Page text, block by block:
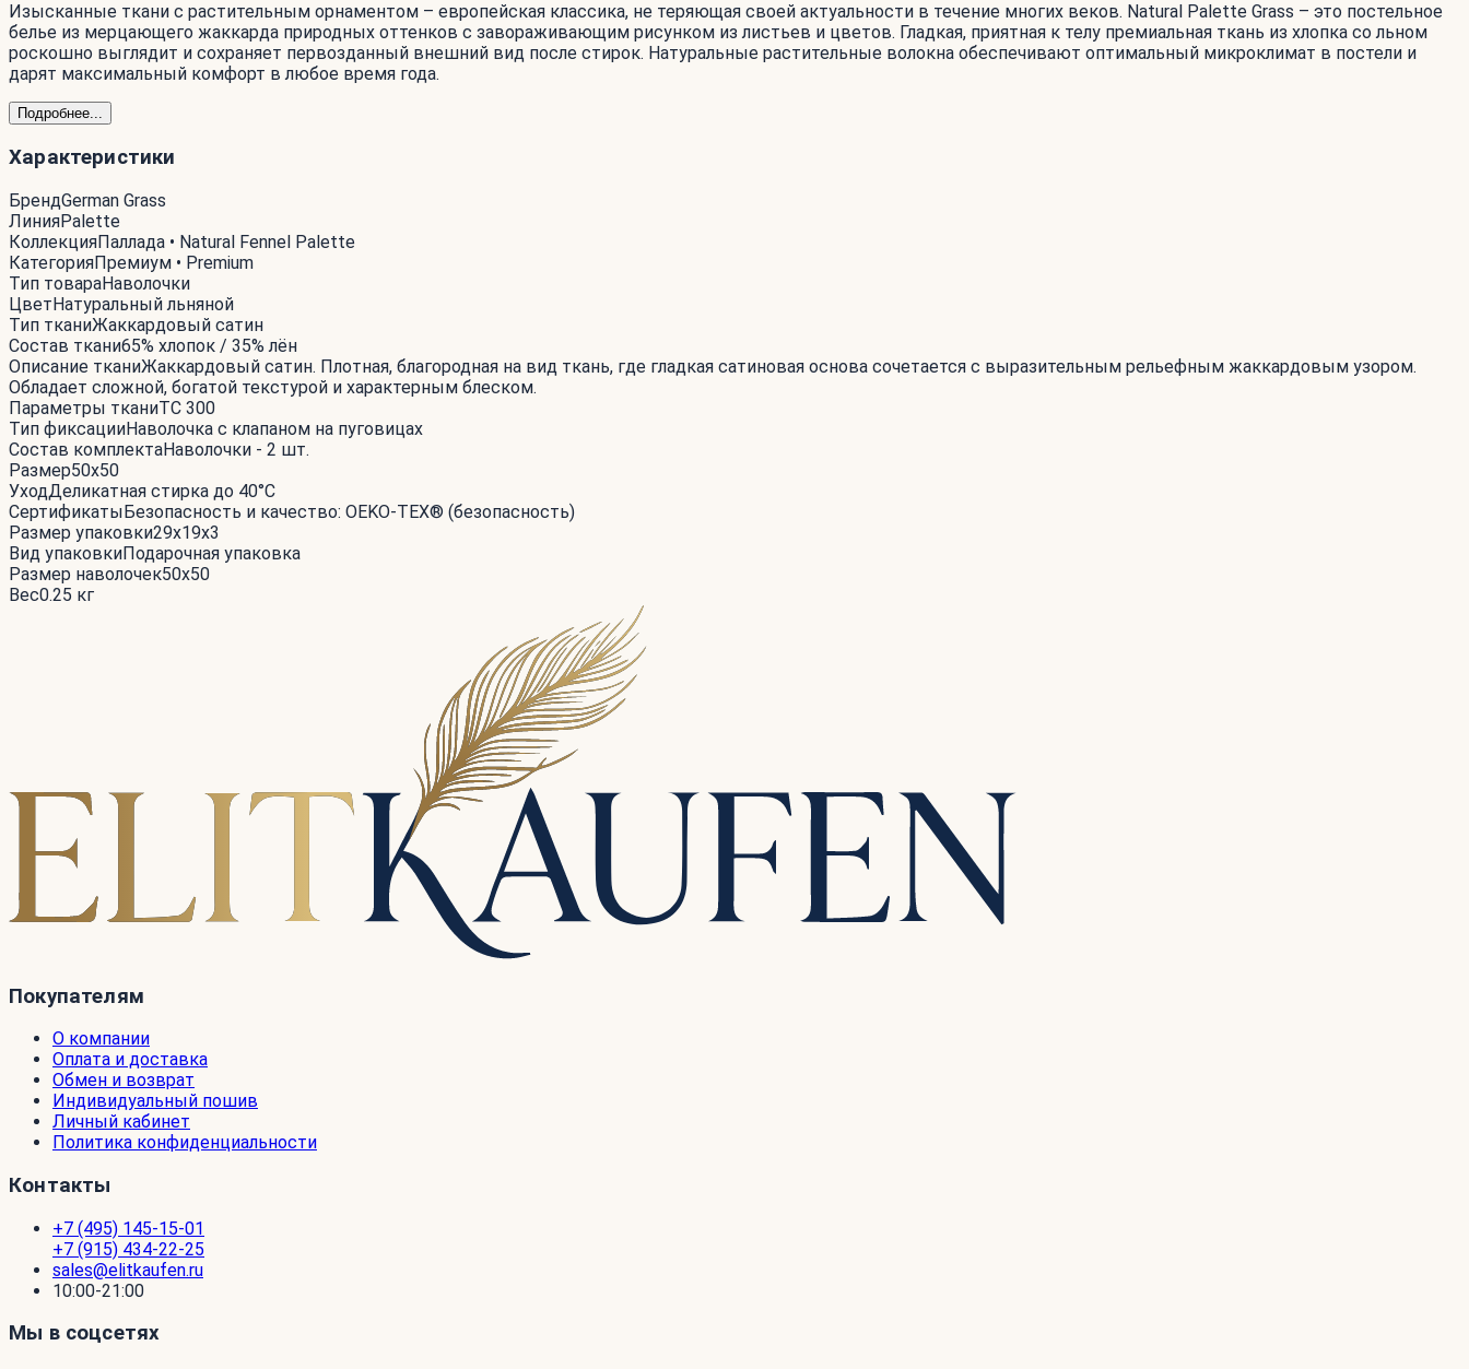
Изысканные ткани с растительным орнаментом – европейская классика, не теряющая своей актуальности в течение многих веков. Natural Palette Grass – это постельное
белье из мерцающего жаккарда природных оттенков с завораживающим рисунком из листьев и цветов. Гладкая, приятная к телу премиальная ткань из хлопка со льном
роскошно выглядит и сохраняет первозданный внешний вид после стирок. Натуральные растительные волокна обеспечивают оптимальный микроклимат в постели и
дарят максимальный комфорт в любое время года.
Подробнее...
Характеристики
БрендGerman Grass
ЛинияPalette
КоллекцияПаллада • Natural Fennel Palette
КатегорияПремиум • Premium
Тип товараНаволочки
ЦветНатуральный льняной
Тип тканиЖаккардовый сатин
Состав ткани65% хлопок / 35% лён
Описание тканиЖаккардовый сатин. Плотная, благородная на вид ткань, где гладкая сатиновая основа сочетается с выразительным рельефным жаккардовым узором.
Обладает сложной, богатой текстурой и характерным блеском.
Параметры тканиTC 300
Тип фиксацииНаволочка с клапаном на пуговицах
Состав комплектаНаволочки - 2 шт.
Размер50x50
УходДеликатная стирка до 40°С
СертификатыБезопасность и качество: OEKO-TEX® (безопасность)
Размер упаковки29x19x3
Вид упаковкиПодарочная упаковка
Размер наволочек50x50
Вес0.25 кг
Покупателям
О компании
Оплата и доставка
Обмен и возврат
Индивидуальный пошив
Личный кабинет
Политика конфиденциальности
Контакты
+7 (495) 145-15-01
+7 (915) 434-22-25
sales@elitkaufen.ru
10:00-21:00
Мы в соцсетях